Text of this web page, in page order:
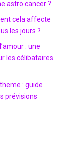
astro cancer ?
cela affecte
les jours ?
: une
les célibataires
: guide
prévisions